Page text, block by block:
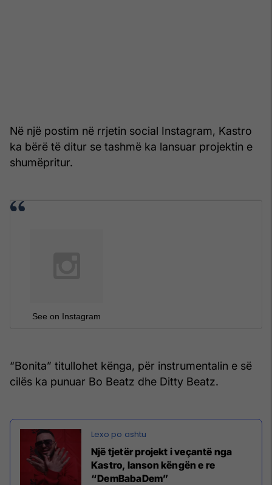
Në një postim në rrjetin social Instagram, Kastro
ka bërë të ditur se tashmë ka lansuar projektin e
shumëpritur.
See on Instagram
“Bonita” titullohet kënga, për instrumentalin e së
cilës ka punuar Bo Beatz dhe Ditty Beatz.
Një tjetër projekt i veçantë nga
Kastro, lanson këngën e re
“DemBabaDem”